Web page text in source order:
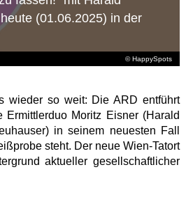
© HappySpots
(01.06.2025) in der
wieder so weit: Die ARD entführt
Moritz Eisner (Harald
in seinem neuesten Fall
steht. Der neue Wien-Tatort
aktueller gesellschaftlicher